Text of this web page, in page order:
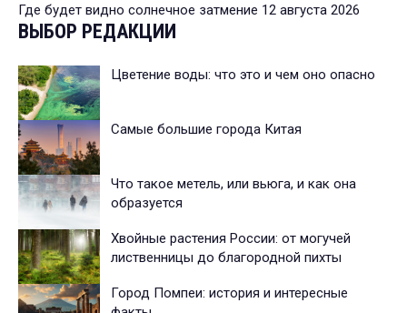
Где будет видно солнечное затмение 12 августа 2026
ВЫБОР РЕДАКЦИИ
Цветение воды: что это и чем оно опасно
Самые большие города Китая
Что такое метель, или вьюга, и как она
образуется
Хвойные растения России: от могучей
лиственницы до благородной пихты
Город Помпеи: история и интересные